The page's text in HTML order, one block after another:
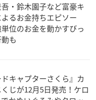
・鈴木園子など富豪キ
るお金持ちエピソー
単位のお金を動かすびっ
も
ドキャプターさくら』カ
じが12月5日発売！ケロ